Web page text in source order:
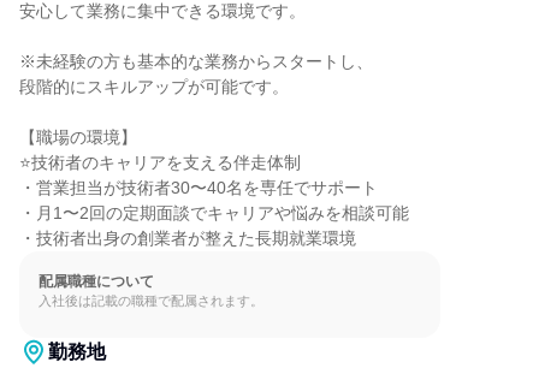
安心して業務に集中できる環境です。
※未経験の方も基本的な業務からスタートし、
段階的にスキルアップが可能です。
【職場の環境】
⭐技術者のキャリアを支える伴走体制
・営業担当が技術者30〜40名を専任でサポート
・月1〜2回の定期面談でキャリアや悩みを相談可能
・技術者出身の創業者が整えた長期就業環境
配属職種について
入社後は記載の職種で配属されます。
勤務地